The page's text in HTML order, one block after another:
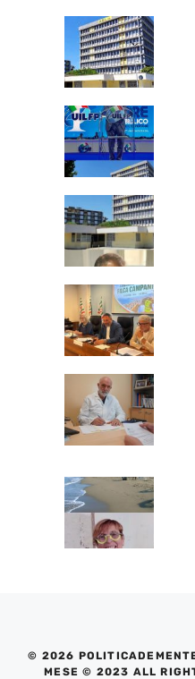
© 2026
MESE © 2023 ALL